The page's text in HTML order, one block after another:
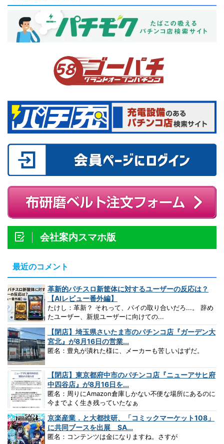
会社案内スマホ版
最近のコメント
革新的パチスロ新筐体に対するユーザーの反応は？
【AIレビュー番外編】
たけし：革新？ それって、パイの取り合いだろ...。 辞め
たユーザー、新規ユーザーに向けての...
【閉店】埼玉県さいたま市のパチンコ店『ガーデン大
宮北』が8月16日の営業...
匿名：豊丸が潰れた様に、メーカーも苦しいはずだ。
【閉店】東京都府中市のパチンコ店『ニューアサヒ府
中四谷店』が8月16日を...
匿名：周りにAmazon倉庫しかない不便な場所にあるのに
今までよく生き残っていたなぁ
京楽産業．と大都技研、「コミックマーケット108」
に共同ブースを出展 SA...
匿名：コンテンツは金になりますね。さすが